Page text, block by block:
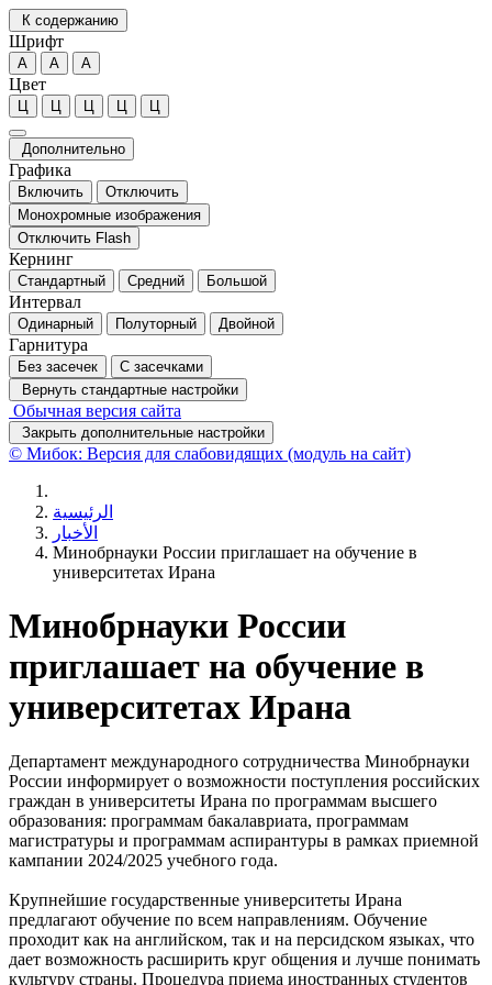
К содержанию
Шрифт
А А А
Цвет
Ц Ц Ц Ц Ц
Дополнительно
Графика
Включить
Отключить
Монохромные изображения
Отключить Flash
Кернинг
Стандартный Средний Большой
Интервал
Одинарный Полуторный Двойной
Гарнитура
Без засечек
С засечками
Вернуть стандартные настройки
Обычная версия сайта
Закрыть дополнительные настройки
© Мибок: Версия для слабовидящих (модуль на сайт)
الرئيسية
الأخبار
Минобрнауки России приглашает на обучение в
университетах Ирана
Минобрнауки России
приглашает на обучение в
университетах Ирана
Департамент международного сотрудничества Минобрнауки
России информирует о возможности поступления российских
граждан в университеты Ирана по программам высшего
образования: программам бакалавриата, программам
магистратуры и программам аспирантуры в рамках приемной
кампании 2024/2025 учебного года.
Крупнейшие государственные университеты Ирана
предлагают обучение по всем направлениям. Обучение
проходит как на английском, так и на персидском языках, что
дает возможность расширить круг общения и лучше понимать
культуру страны. Процедура приема иностранных студентов